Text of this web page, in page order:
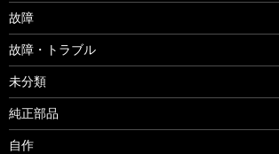
故障
故障・トラブル
未分類
純正部品
自作